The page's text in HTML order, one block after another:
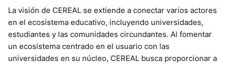
La visión de CEREAL se extiende a conectar varios actores
en el ecosistema educativo, incluyendo universidades,
estudiantes y las comunidades circundantes. Al fomentar
un ecosistema centrado en el usuario con las
universidades en su núcleo, CEREAL busca proporcionar a